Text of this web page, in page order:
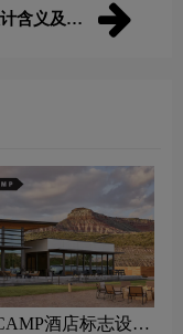
含义及酒
酒店标志设计